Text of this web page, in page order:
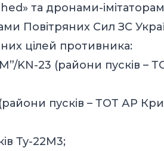
та дронами-
Повітряних Сил ЗС
цілей противника:
KN-23 (райони пусків –
пусків – ТОТ АР
Ту-22М3;